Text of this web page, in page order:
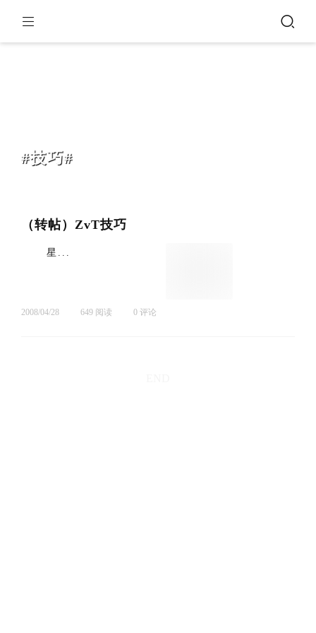
#技巧#
（转帖）ZvT技巧
星...
2008/04/28 649 阅读 0 评论